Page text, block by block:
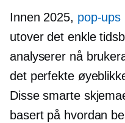
Innen 2025, pop-ups
utover det enkle
analyserer nå
det perfekte
Disse smarte
basert på hvordan